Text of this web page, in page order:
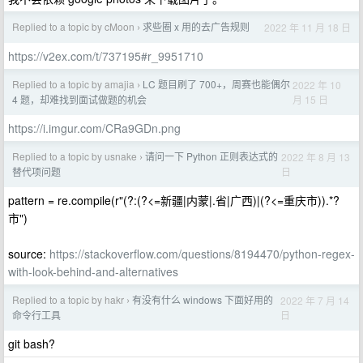
Replied to a topic by cMoon › 求些圈 x 用的去广告规则 2022 年 11 月 18 日
https://v2ex.com/t/737195#r_9951710
Replied to a topic by amajia › LC 题目刷了 700+，周赛也能偶尔
4 题，却难找到面试做题的机会
2022 年 10
月 15 日
https://i.imgur.com/CRa9GDn.png
Replied to a topic by usnake › 请问一下 Python 正则表达式的
替代项问题
2022 年 8 月 13
日
pattern = re.compile(r"(?:(?<=新疆|内蒙|.省|广西)|(?<=重庆市)).*?
市")
source: https://stackoverflow.com/questions/8194470/python-regex-
with-look-behind-and-alternatives
Replied to a topic by hakr › 有没有什么 windows 下面好用的
命令行工具
2022 年 7 月 14
日
git bash?